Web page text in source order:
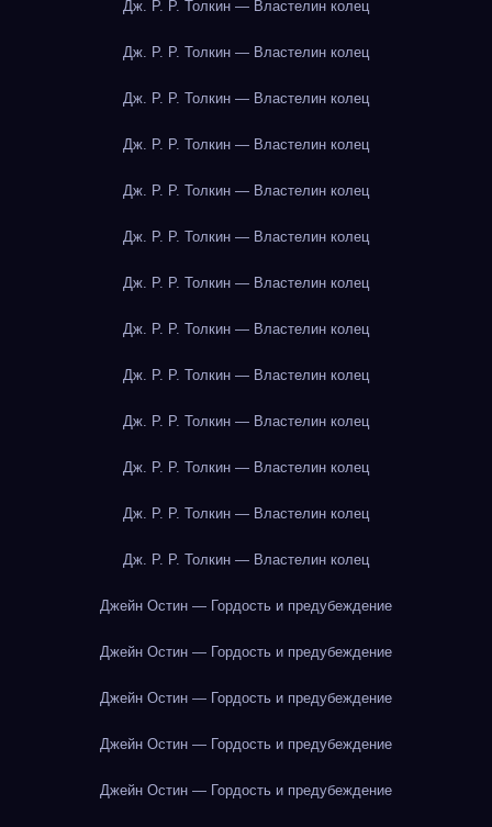
Дж. Р. Р. Толкин — Властелин колец
Дж. Р. Р. Толкин — Властелин колец
Дж. Р. Р. Толкин — Властелин колец
Дж. Р. Р. Толкин — Властелин колец
Дж. Р. Р. Толкин — Властелин колец
Дж. Р. Р. Толкин — Властелин колец
Дж. Р. Р. Толкин — Властелин колец
Дж. Р. Р. Толкин — Властелин колец
Дж. Р. Р. Толкин — Властелин колец
Дж. Р. Р. Толкин — Властелин колец
Дж. Р. Р. Толкин — Властелин колец
Дж. Р. Р. Толкин — Властелин колец
Дж. Р. Р. Толкин — Властелин колец
Джейн Остин — Гордость и предубеждение
Джейн Остин — Гордость и предубеждение
Джейн Остин — Гордость и предубеждение
Джейн Остин — Гордость и предубеждение
Джейн Остин — Гордость и предубеждение